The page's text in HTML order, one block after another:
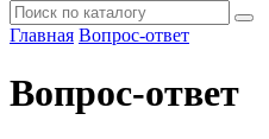
Главная Вопрос-ответ
Вопрос-ответ